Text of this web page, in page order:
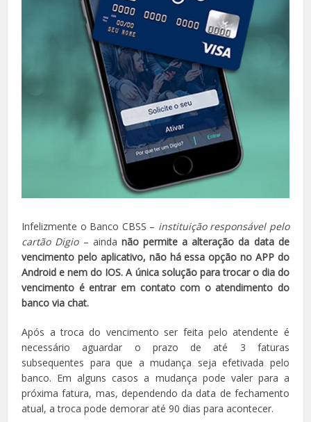
Infelizmente o Banco CBSS – instituição responsável pelo
cartão Digio– ainda não permite a alteração da data de
vencimento pelo aplicativo, não há essa opção no APP do
Android e nem do IOS. A única solução para trocar o dia do
vencimento é entrar em contato com o atendimento do
banco via chat.
Após a troca do vencimento ser feita pelo atendente é
necessário aguardar o prazo de até 3 faturas
subsequentes para que a mudança seja efetivada pelo
banco. Em alguns casos a mudança pode valer para a
próxima fatura, mas, dependendo da data de fechamento
atual, a troca pode demorar até 90 dias para acontecer.